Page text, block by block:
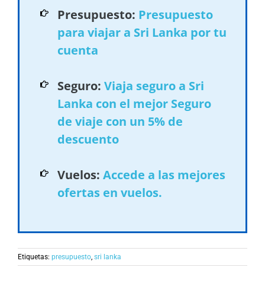
Presupuesto: Presupuesto
para viajar a Sri Lanka por tu
cuenta
Seguro: Viaja seguro a Sri
Lanka con el mejor Seguro
de viaje con un 5% de
descuento
Vuelos: Accede a las mejores
ofertas en vuelos.
Etiquetas: presupuesto sri lanka